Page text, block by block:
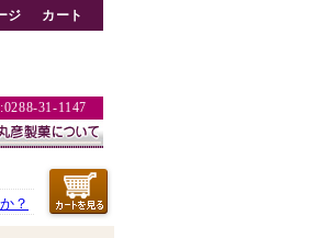
ジ カート
31-1147
？